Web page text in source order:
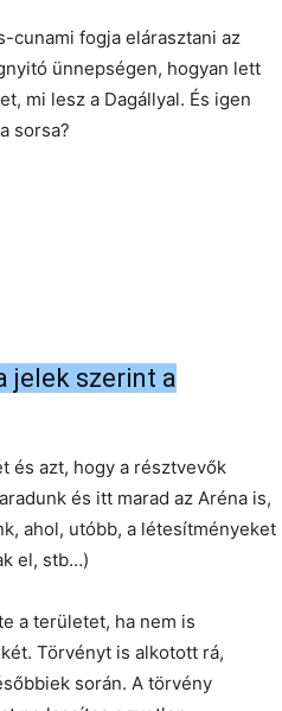
cunami fogja elárasztani az
ünnepségen, hogyan lett
mi lesz a Dagállyal. És igen
sorsa?
jelek szerint a
és azt, hogy a résztvevők
és itt marad az Aréna is,
ahol, utóbb, a létesítményeket
el, stb…)
a területet, ha nem is
Törvényt is alkotott rá,
során. A törvény